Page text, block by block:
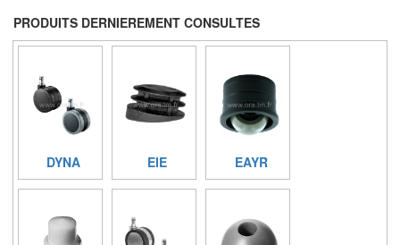
PRODUITS DERNIEREMENT CONSULTES
DYNA EIE EAYR